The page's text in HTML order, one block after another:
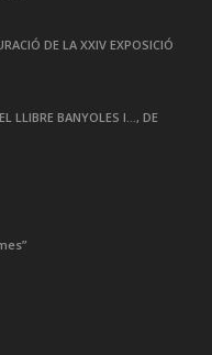
DE LA XXIV EXPOSICIÓ
LLIBRE BANYOLES I…, DE